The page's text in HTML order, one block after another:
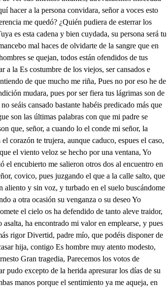
hacer a la persona convidara, señor a voces esto
me quedó? ¿Quién pudiera de esterrar los
es esta cadena y bien cuydada, su persona será tu
mal haces de olvidarte de la sangre que en
se quejan, todos están ofendidos de tus
a la Es costumbre de los viejos, ser cansados e
de que mucho me riña, Pues no por eso he de
mudara, pues por ser fiera tus lágrimas son de
seáis cansado bastante habéis predicado más que
son las últimas palabras con que mi padre se
que, señor, a cuando lo el conde mi señor, la
corazón te trujera, aunque caduco, espues el caso,
el viento veloz se hecho por una ventana, Yo
el encubierto me salieron otros dos al encuentro en
covico, pues juzgando el que a la calle salto, que
aliento y sin voz, y turbado en el suelo buscándome
a otra ocasión su venganza o su deseo Yo
el cielo os ha defendido de tanto aleve traidor,
ha encontrado mi valor en emplearse, y pues
rigor Divertid, padre mío, que podéis disponer de
hija, contigo Es hombre muy atento modesto,
Gran tragedia, Parecemos los votos de
excepto de la herida apresurar los días de su
manos porque el sentimiento ya me aqueja, en